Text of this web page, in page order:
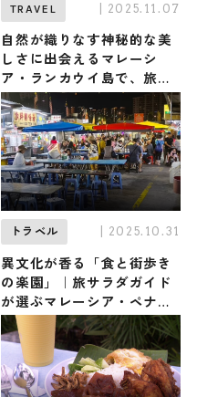
TRAVEL | 2025.11.07
自然が織りなす神秘的な美
しさに出会えるマレーシ
ア・ランカウイ島で、旅サ
ラダガイドが厳選したおす
すめ3選を紹介
トラベル | 2025.10.31
異文化が香る「食と街歩き
の楽園」｜旅サラダガイド
が選ぶマレーシア・ペナン
のおすすめ3選